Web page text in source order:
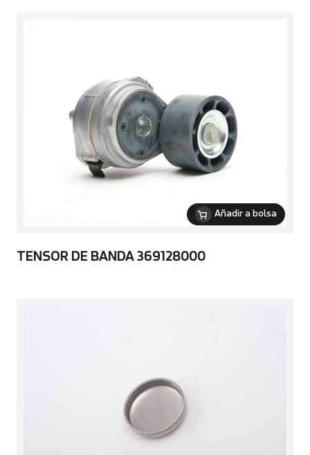
Añadir a bolsa
TENSOR DE BANDA 369128000